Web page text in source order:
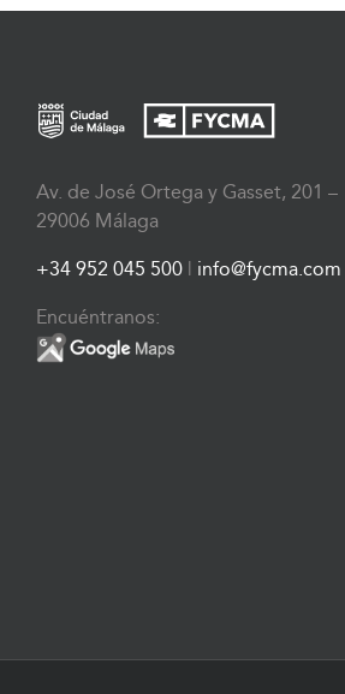
Av. de José Ortega y Gasset, 201 –
29006 Málaga
+34 952 045 500 | info@fycma.com
Encuéntranos: